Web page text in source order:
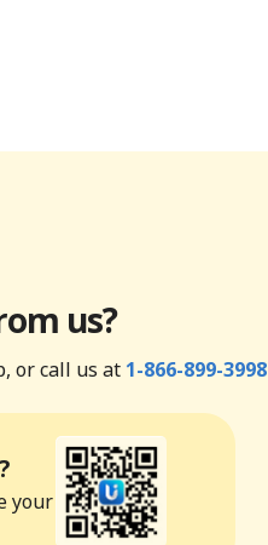
us?
or call us at 1-866-899-3998
your